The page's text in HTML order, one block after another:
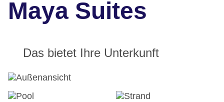
Maya Suites
Das bietet Ihre Unterkunft